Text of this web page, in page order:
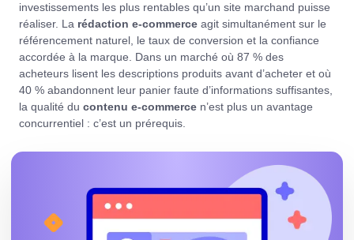
investissements les plus rentables qu’un site marchand puisse
réaliser. La rédaction e-commerce agit simultanément sur le
référencement naturel, le taux de conversion et la confiance
accordée à la marque. Dans un marché où 87 % des
acheteurs lisent les descriptions produits avant d’acheter et où
40 % abandonnent leur panier faute d’informations suffisantes,
la qualité du contenu e-commerce n’est plus un avantage
concurrentiel : c’est un prérequis.